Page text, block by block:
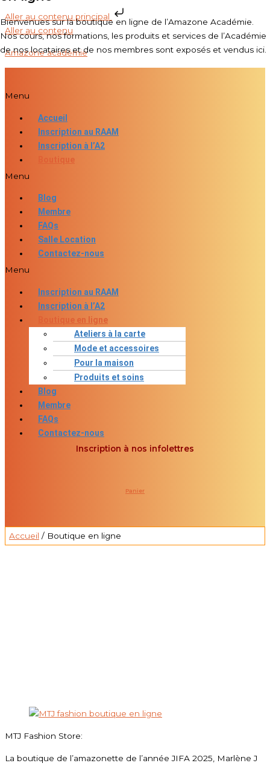
Aller au contenu principal
Aller au contenu
Amazone académie
Menu
Accueil
Inscription au RAAM
Inscription à l’A2
Boutique
Menu
Blog
Membre
FAQs
Salle Location
Contactez-nous
Menu
Inscription au RAAM
Inscription à l’A2
Boutique en ligne
Ateliers à la carte
Mode et accessoires
Pour la maison
Produits et soins
Blog
Membre
FAQs
Contactez-nous
Inscription à nos infolettres
Panier
Accueil / Boutique en ligne
Bienvenues sur la boutique en ligne de l’Amazone Académie.
Nos cours, nos formations, les produits et services de l’Académie
de nos locataires et de nos membres sont exposés et vendus ici.
MTJ Fashion Store:
La boutique de l’amazonette de l’année JIFA 2025, Marlène J